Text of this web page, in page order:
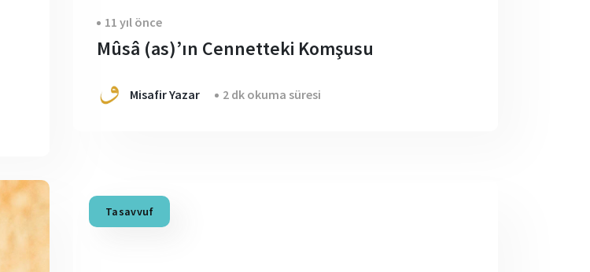
11 yıl önce
Mûsâ (as)’ın Cennetteki Komşusu
Misafir Yazar 2 dk okuma süresi
Tasavvuf